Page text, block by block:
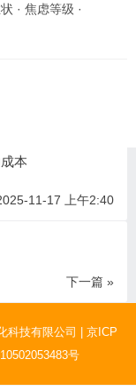
· 焦虑等级 ·
本
11-17 上午2:40
下一篇 »
科技有限公司 | 京ICP
号